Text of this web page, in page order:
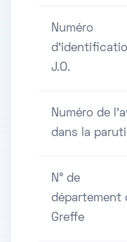
Numéro
J.O.
Numéro de
dans la
N° de
département
Greffe